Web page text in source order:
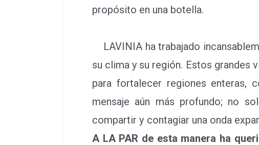
propósito en una botella.
LAVINIA ha trabajado
su clima y su región. Estos grandes
para fortalecer regiones enteras,
mensaje aún más profundo; no
compartir y contagiar una onda
A LA PAR de esta manera ha